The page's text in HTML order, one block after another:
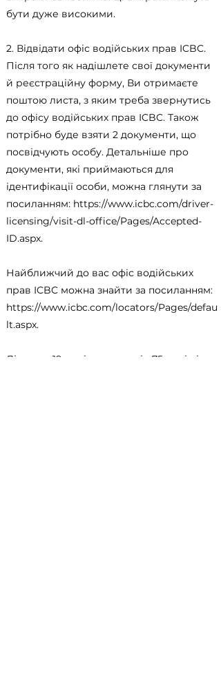
бути дуже високими.
2. Відвідати офіс водійських прав ICBC.
Після того як надішлете свої документи
й реєстраційну форму, Ви отримаєте
поштою листа, з яким треба звернутись
до офісу водійських прав ICBC. Також
потрібно буде взяти 2 документи, що
посвідчують особу. Детальніше про
документи, які приймаються для
ідентифікації особи, можна глянути за
посиланням: https://www.icbc.com/driver-
licensing/visit-dl-office/Pages/Accepted-
ID.aspx.
Найближчий до вас офіс водійських
прав ICBC можна знайти за посиланням:
https://www.icbc.com/locators/Pages/defau
lt.aspx.
Дітям до 19 років, людям від 75 років і